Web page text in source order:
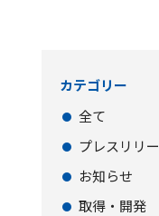
カテゴリー
全て
プレスリリ
お知らせ
取得・開発